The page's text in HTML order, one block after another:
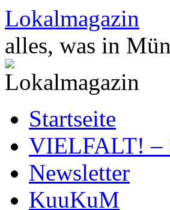
Zum
Inhalt
springen
Lokalmagazin
alles, was in
Startseite
VIELFALT! –
Newsletter
KuuKuM